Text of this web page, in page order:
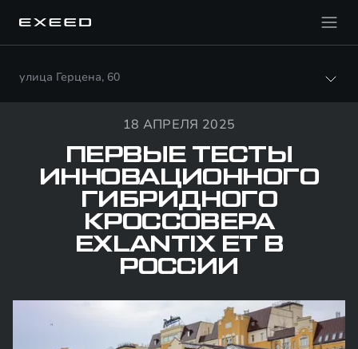
улица Герцена, 60
18 АПРЕЛЯ 2025
ПЕРВЫЕ ТЕСТЫ
ИННОВАЦИОННОГО
ГИБРИДНОГО
КРОССОВЕРА
EXLANTIX ET В
РОССИИ